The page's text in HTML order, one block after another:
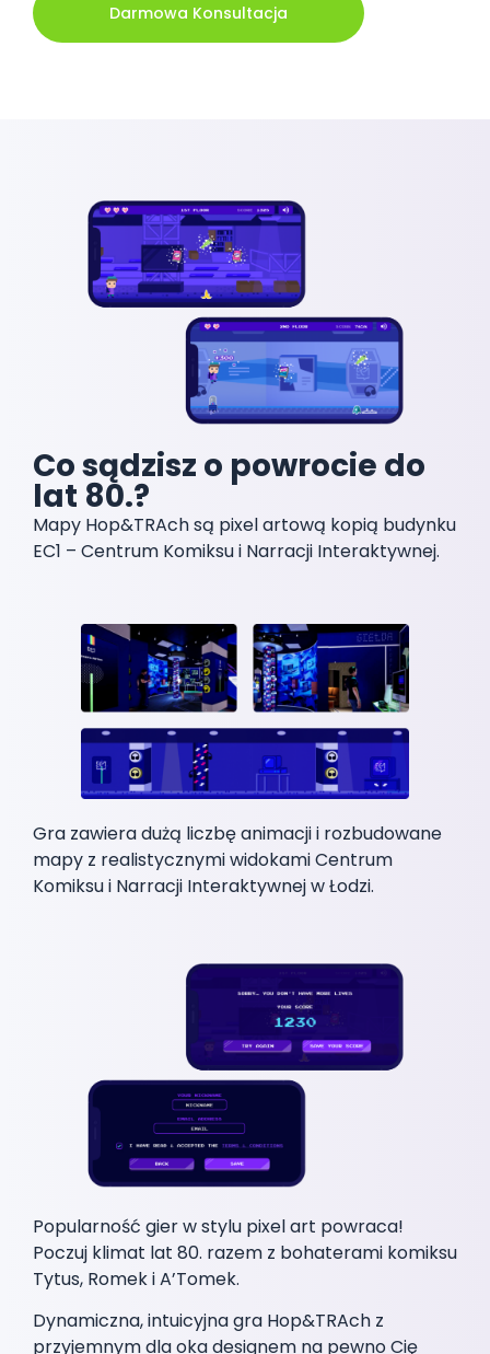
Darmowa Konsultacja
Co sądzisz o powrocie do
lat 80.?
Mapy Hop&TRAch są pixel artową kopią budynku
EC1 – Centrum Komiksu i Narracji Interaktywnej.
Gra zawiera dużą liczbę animacji i rozbudowane
mapy z realistycznymi widokami Centrum
Komiksu i Narracji Interaktywnej w Łodzi.
Popularność gier w stylu pixel art powraca!
Poczuj klimat lat 80. razem z bohaterami komiksu
Tytus, Romek i A’Tomek.
Dynamiczna, intuicyjna gra Hop&TRAch z
przyjemnym dla oka designem na pewno Cię